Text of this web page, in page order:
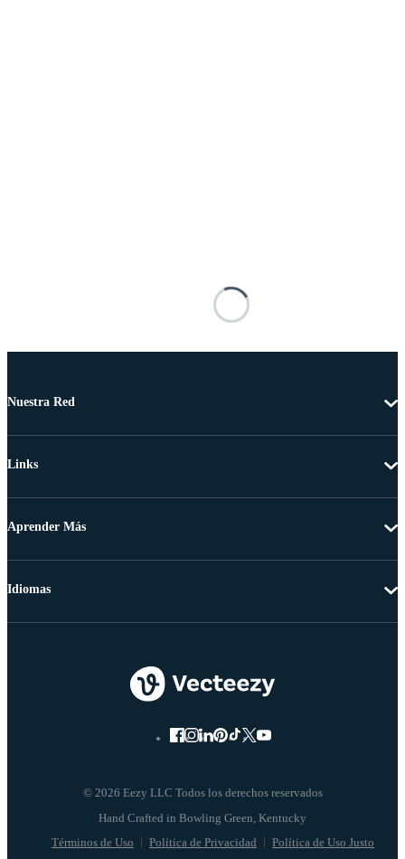
Nuestra Red
Links
Aprender Más
© 2026 Eezy LLC Todos los derechos reservados
Términos de Uso Política de Privacidad Política de Uso Justo
Idiomas